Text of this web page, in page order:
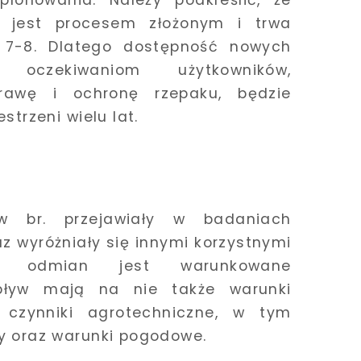
jest procesem złożonym i trwa
8. Dlatego dostępność nowych
użytkowników,
i ochronę rzepaku, będzie
wielu lat.
br. przejawiały w badaniach
wyróżniały się innymi korzystnymi
odmian jest warunkowane
mają na nie także warunki
agrotechniczne, w tym
oraz warunki pogodowe.